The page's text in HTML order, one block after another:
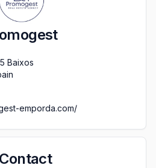
Baixos
emporda.com/